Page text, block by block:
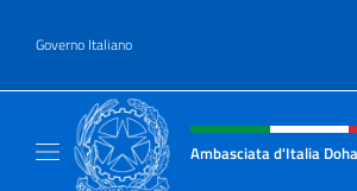
Governo Italiano
Intestazione sito,
Ambasciata d'Italia Doha